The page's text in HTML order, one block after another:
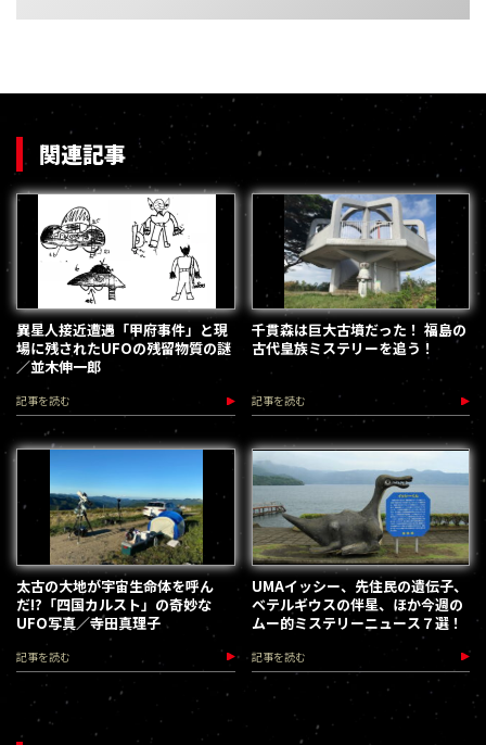
関連記事
異星人接近遭遇「甲府事件」と現
場に残されたUFOの残留物質の謎
／並木伸一郎
記事を読む
千貫森は巨大古墳だった！ 福島の
古代皇族ミステリーを追う！
記事を読む
太古の大地が宇宙生命体を呼ん
だ!?「四国カルスト」の奇妙な
UFO写真／寺田真理子
記事を読む
UMAイッシー、先住民の遺伝子、
ベテルギウスの伴星、ほか今週の
ムー的ミステリーニュース７選！
記事を読む